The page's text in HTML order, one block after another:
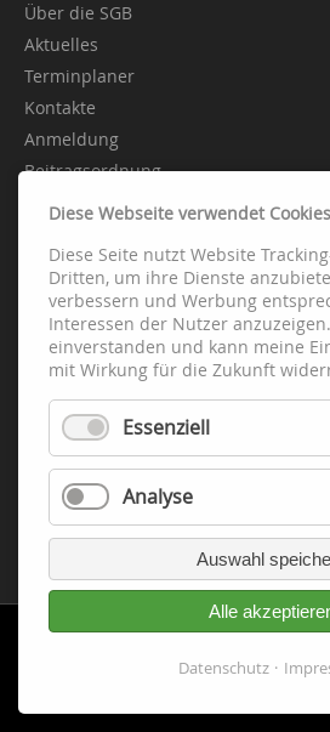
Über die SGB
Aktuelles
Terminplaner
Kontakte
Anmeldung
Beitragsordnung
Abteilungen
Fussball
Handball
Leichtathletik
Schach
Tennis
Tischtennis
Fitness-Gesundheit-Turnen
Diese Webseite verwendet Cookies
Diese Seite nutzt Website
Dritten, um ihre Dienste
verbessern und Werbung
Interessen der Nutzer
einverstanden und kann meine
mit Wirkung für die Zukunft
Essenziell
Analyse
Auswahl
Alle
Datenschutz